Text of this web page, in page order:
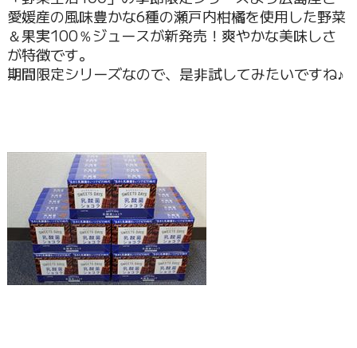
愛媛産の風味豊かな6種の瀬戸内柑橘を使用した野菜
＆果実100％ジュースが新発売！爽やかな美味しさ
が特徴です。
期間限定シリーズなので、是非試してみたいですね♪